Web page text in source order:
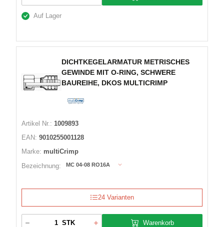
Auf Lager
DICHTKEGELARMATUR METRISCHES
GEWINDE MIT O-RING, SCHWERE
BAUREIHE, DKOS MULTICRIMP
Artikel Nr.: 1009893
EAN: 9010255001128
Marke: multiCrimp
Bezeichnung:
MC 04-08 RO16A
24 Varianten
STK Warenkorb